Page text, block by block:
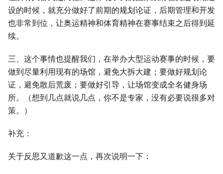
设的时候，就充分做好了前期的规划论证，后期管理和开发
也非常到位，让奥运精神和体育精神在赛事结束之后得到延
续。
三、这个事情也提醒我们，在举办大型运动赛事的时候，要
做到尽量利用现有的场馆，避免大拆大建；要做好规划论
证，避免散后荒废；要做好引导，让场馆变成全名健身场
所。（想到几点就说几点，你不是专家，没有必要说很多对
策。）
补充：
关于反思又道歉这一点，再次说明一下：